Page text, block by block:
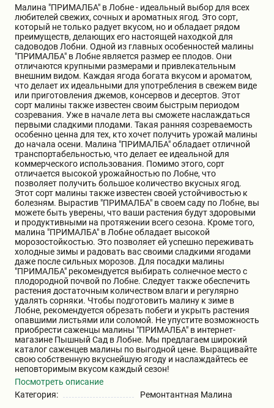
Шарафуга
Бирючина
Плющ
Овсяница
Кустарники
ПАМПАСНАЯ ТРАВА
(КОРТАДЕРИЯ)
Кизильник саженец
Олеандр саженцы
Экзотические растения
Декоративные саженцы
Комнатные растения
Хвойные саженцы
Клематис
Глициния
Гвоздика саженцы
Хризантемы саженцы
Зелень и пряные травы
Малина "ПРИМАЛБА" в Лобне - идеальный выбор для всех
любителей свежих, сочных и ароматных ягод. Это сорт,
который не только радует вкусом, но и обладает рядом
преимуществ, делающих его настоящей находкой для
садоводов Лобни. Одной из главных особенностей малины
"ПРИМАЛБА" в Лобне является размер ее плодов. Они
отличаются крупными размерами и привлекательным
внешним видом. Каждая ягода богата вкусом и ароматом,
что делает их идеальными для употребления в свежем виде
или приготовления джемов, консервов и десертов. Этот
сорт малины также известен своим быстрым периодом
созревания. Уже в начале лета вы сможете наслаждаться
первыми сладкими плодами. Такая ранняя созреваемость
особенно ценна для тех, кто хочет получить урожай малины
до начала осени. Малина "ПРИМАЛБА" обладает отличной
транспортабельностью, что делает ее идеальной для
коммерческого использования. Помимо этого, сорт
отличается высокой урожайностью по Лобне, что
позволяет получить большое количество вкусных ягод.
Этот сорт малины также известен своей устойчивостью к
болезням. Вырастив "ПРИМАЛБА" в своем саду по Лобне, вы
можете быть уверены, что ваши растения будут здоровыми
и продуктивными на протяжении всего сезона. Кроме того,
малина "ПРИМАЛБА" в Лобне обладает высокой
морозостойкостью. Это позволяет ей успешно переживать
холодные зимы и радовать вас своими сладкими ягодами
даже после сильных морозов. Для посадки малины
"ПРИМАЛБА" рекомендуется выбирать солнечное место с
плодородной почвой по Лобне. Следует также обеспечить
растения достаточным количеством влаги и регулярно
удалять сорняки. Чтобы подготовить малину к зиме в
Лобне, рекомендуется обрезать побеги и укрыть растения
опавшими листьями или соломой. Не упустите возможность
приобрести саженцы малины "ПРИМАЛБА" в интернет-
магазине Пышный Сад в Лобне. Мы предлагаем широкий
каталог саженцев малины по выгодной цене. Выращивайте
свою собственную вкуснейшую ягоду и наслаждайтесь ее
неповторимым вкусом каждый сезон!
Посмотреть описание
Категория:
Ремонтантная Малина